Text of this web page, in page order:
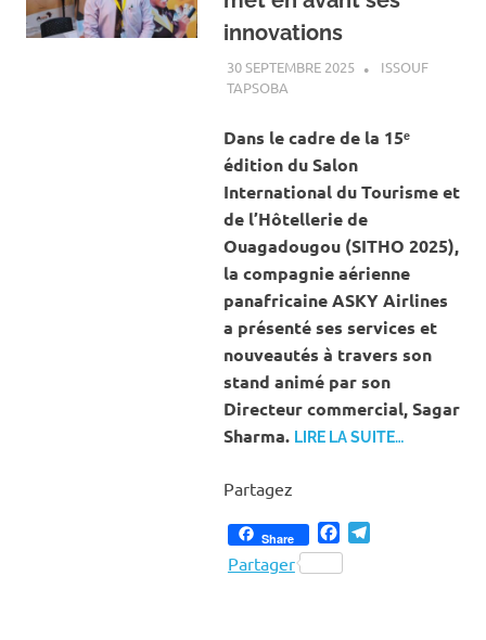
innovations
30 SEPTEMBRE 2025
ISSOUF
TAPSOBA
Dans le cadre de la 15ᵉ
édition du Salon
International du Tourisme et
de l’Hôtellerie de
Ouagadougou (SITHO 2025),
la compagnie aérienne
panafricaine ASKY Airlines
a présenté ses services et
nouveautés à travers son
stand animé par son
Directeur commercial, Sagar
Sharma. LIRE LA SUITE…
Partagez
Share Facebook
Partager